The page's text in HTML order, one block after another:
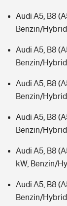
Audi A5, B8
Benzin/
Audi A5, B8
Benzin/
Audi A5, B8
Benzin/
Audi A5, B8
Benzin/
Audi A5, B8
kW, Benzin/
Audi A5, B8
Benzin/